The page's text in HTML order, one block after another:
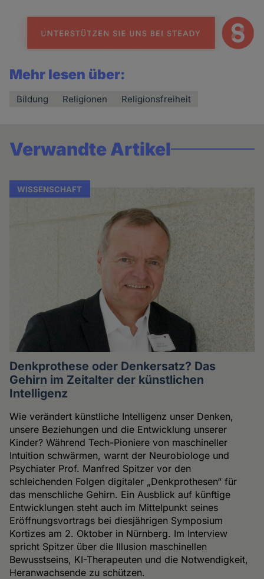
Mehr lesen über:
Bildung Religionen Religionsfreiheit
Verwandte Artikel
WISSENSCHAFT
Denkprothese oder Denkersatz? Das
Gehirn im Zeitalter der künstlichen
Intelligenz
Wie verändert künstliche Intelligenz unser Denken,
unsere Beziehungen und die Entwicklung unserer
Kinder? Während Tech-Pioniere von maschineller
Intuition schwärmen, warnt der Neurobiologe und
Psychiater Prof. Manfred Spitzer vor den
schleichenden Folgen digitaler „Denkprothesen“ für
das menschliche Gehirn. Ein Ausblick auf künftige
Entwicklungen steht auch im Mittelpunkt seines
Eröffnungsvortrags bei diesjährigen Symposium
Kortizes am 2. Oktober in Nürnberg. Im Interview
spricht Spitzer über die Illusion maschinellen
Bewusstseins, KI-Therapeuten und die Notwendigkeit,
Heranwachsende zu schützen.